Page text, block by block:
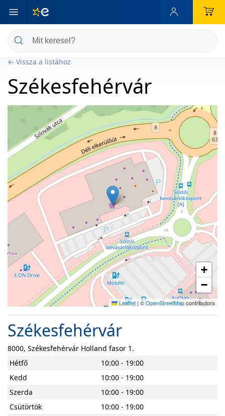
← Vissza a listához
Székesfehérvár
+
−
Leaflet | ©OpenStreetMapcontributors
Székesfehérvár
8000, Székesfehérvár Holland fasor 1.
Hétfő
10:00 - 19:00
Kedd
10:00 - 19:00
Szerda
10:00 - 19:00
Csütörtök
10:00 - 19:00